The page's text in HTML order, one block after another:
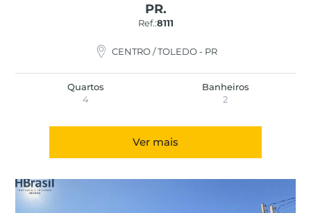
PR.
Ref.:8111
CENTRO / TOLEDO - PR
Quartos
4
Banheiros
2
Ver mais